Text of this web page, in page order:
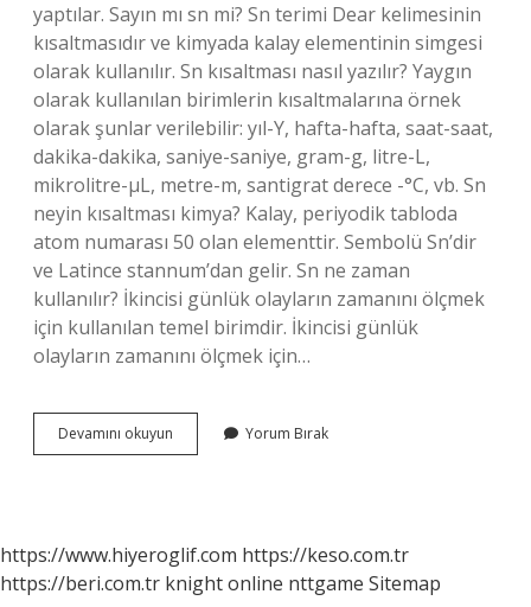
yaptılar. Sayın mı sn mi? Sn terimi Dear kelimesinin
kısaltmasıdır ve kimyada kalay elementinin simgesi
olarak kullanılır. Sn kısaltması nasıl yazılır? Yaygın
olarak kullanılan birimlerin kısaltmalarına örnek
olarak şunlar verilebilir: yıl-Y, hafta-hafta, saat-saat,
dakika-dakika, saniye-saniye, gram-g, litre-L,
mikrolitre-µL, metre-m, santigrat derece -°C, vb. Sn
neyin kısaltması kimya? Kalay, periyodik tabloda
atom numarası 50 olan elementtir. Sembolü Sn’dir
ve Latince stannum’dan gelir. Sn ne zaman
kullanılır? İkincisi günlük olayların zamanını ölçmek
için kullanılan temel birimdir. İkincisi günlük
olayların zamanını ölçmek için…
Devamını okuyun
Mı
Yorum Bırak
https://www.hiyeroglif.com https://keso.com.tr
https://beri.com.tr knight online nttgame Sitemap